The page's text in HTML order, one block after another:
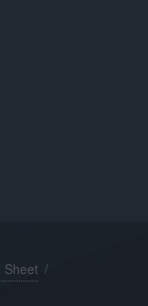
Sheet /